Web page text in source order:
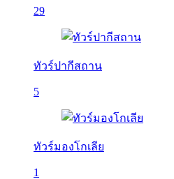
29
ทัวร์ปากีสถาน
5
ทัวร์มองโกเลีย
1